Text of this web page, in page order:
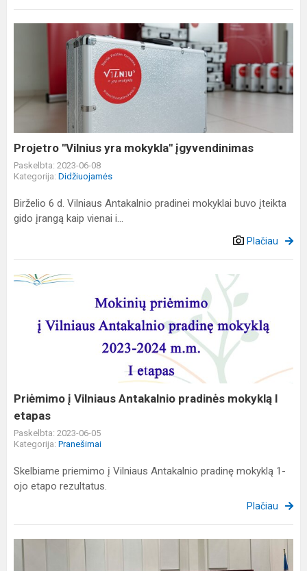
įgyvendinimas
Projetro "Vilnius yra mokykla" įgyvendinimas
Paskelbta: 2023-06-08
Kategorija: Didžiuojamės
Birželio 6 d. Vilniaus Antakalnio pradinei mokyklai buvo įteikta
gido įrangą kaip vienai i...
Plačiau
Priėmimo
Antakalnio
etapas
Priėmimo į Vilniaus Antakalnio pradinės mokyklą I
etapas
Paskelbta: 2023-06-05
Kategorija: Pranešimai
Skelbiame priemimo į Vilniaus Antakalnio pradinę mokyklą 1-
ojo etapo rezultatus.
Plačiau
Konferencija